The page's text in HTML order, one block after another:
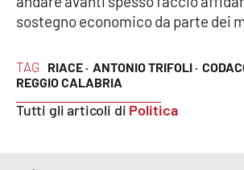
LaC OnAir
TAG RIACE · ANTONIO TRIFOLI ·
REGGIO CALABRIA
Tutti gli articoli di Politica
sostegno economico da parte dei